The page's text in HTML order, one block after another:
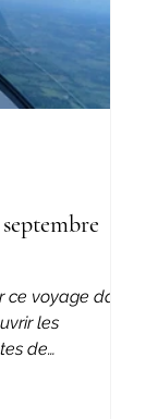
voyage dans
les
de